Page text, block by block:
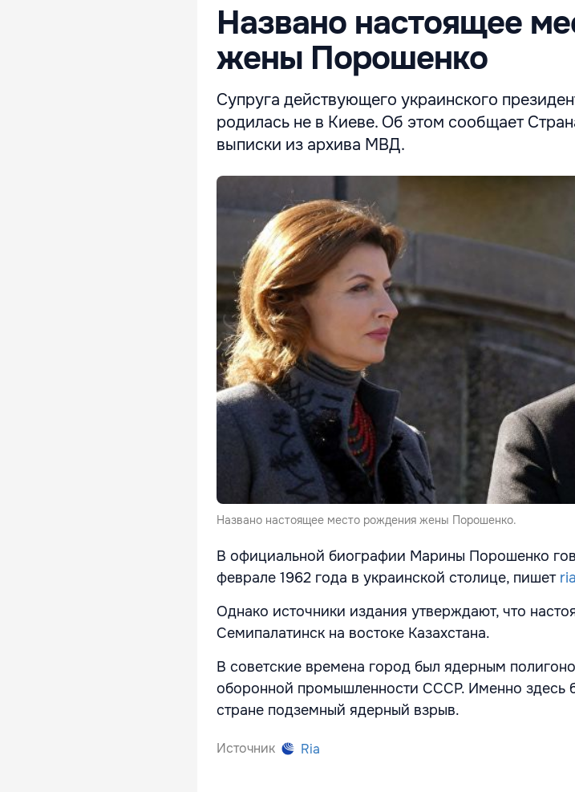
Названо настоящее
жены Порошенко
Супруга действующего украинского
родилась не в Киеве. Об этом сообщает
выписки из архива МВД.
Названо настоящее место рождения жены Порошенко.
В официальной биографии Марины Порошенко
феврале 1962 года в украинской столице, пишет
Однако источники издания утверждают, что
Семипалатинск на востоке Казахстана.
В советские времена город был ядерным
оборонной промышленности СССР. Именно здесь
стране подземный ядерный взрыв.
Источник Ria